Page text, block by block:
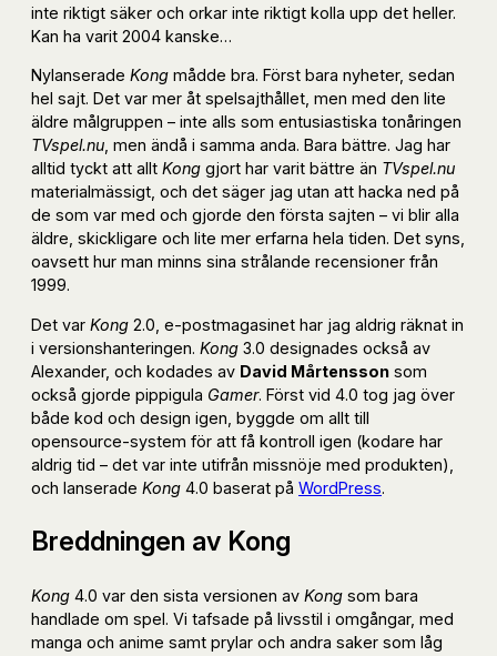
inte riktigt säker och orkar inte riktigt kolla upp det heller.
Kan ha varit 2004 kanske…
Nylanserade Kong mådde bra. Först bara nyheter, sedan
hel sajt. Det var mer åt spelsajthållet, men med den lite
äldre målgruppen – inte alls som entusiastiska tonåringen
TVspel.nu , men ändå i samma anda. Bara bättre. Jag har
alltid tyckt att allt Kong gjort har varit bättre än TVspel.nu
materialmässigt, och det säger jag utan att hacka ned på
de som var med och gjorde den första sajten – vi blir alla
äldre, skickligare och lite mer erfarna hela tiden. Det syns,
oavsett hur man minns sina strålande recensioner från
1999.
Det var Kong 2.0, e-postmagasinet har jag aldrig räknat in
i versionshanteringen. Kong 3.0 designades också av
Alexander, och kodades av David Mårtensson som
också gjorde pippigula Gamer. Först vid 4.0 tog jag över
både kod och design igen, byggde om allt till
opensource-system för att få kontroll igen (kodare har
aldrig tid – det var inte utifrån missnöje med produkten),
och lanserade Kong 4.0 baserat på WordPress.
Breddningen av Kong
Kong 4.0 var den sista versionen av Kong som bara
handlade om spel. Vi tafsade på livsstil i omgångar, med
manga och anime samt prylar och andra saker som låg